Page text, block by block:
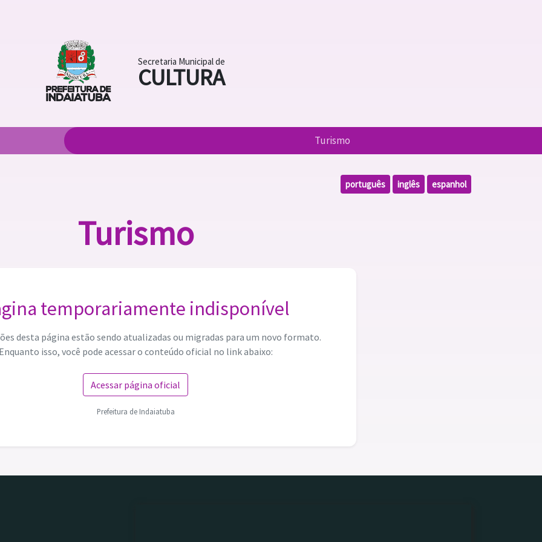
Secretaria Municipal de
CULTURA
Turismo
português inglês espanhol
Turismo
temporariamente indisponível
desta página estão sendo atualizadas ou migradas para um novo formato.
isso, você pode acessar o conteúdo oficial no link abaixo:
Acessar página oficial
Prefeitura de Indaiatuba